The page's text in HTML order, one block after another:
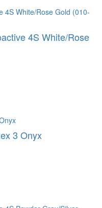
4S White/Rose
3 Onyx